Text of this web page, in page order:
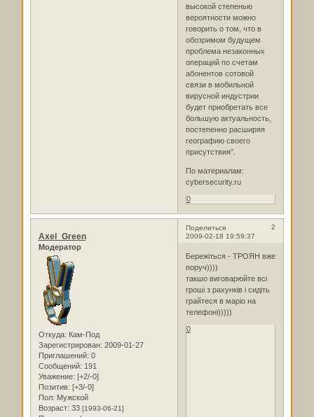
высокой степенью
вероятности можно
говорить о том, что в
обозримом будущем
проблема незаконных
операций по счетам
абонентов сотовой
связи в мобильной
вирусной индустрии
будет приобретать все
большую актуальность,
постепенно расширяя
географию своего
присутствия".
По материалам:
cybersecurity.ru
0
Поделиться
2
2009-02-18 19:59:37
Axel_Green
Модератор
Откуда: Кам-Под
Зарегистрирован: 2009-01-27
Приглашений: 0
Сообщений: 191
Уважение: [+2/-0]
Позитив: [+3/-0]
Пол: Мужской
Возраст: 33 [1993-06-21]
Бережіться - ТРОЯН вже
поруч))))
такшо виговарюйте всі
гроші з рахунків і сидіть
грайтеся в маріо на
телефоні)))))
0